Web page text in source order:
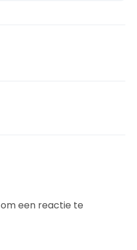
om een reactie te